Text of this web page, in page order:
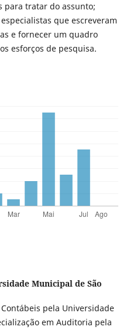
para tratar do assunto;
que escreveram
e fornecer um quadro
esforços de pesquisa.
Municipal de São
pela Universidade
em Auditoria pela